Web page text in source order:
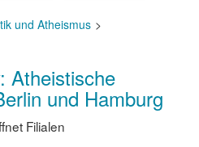
und Atheismus
Atheistische
und Hamburg
Filialen